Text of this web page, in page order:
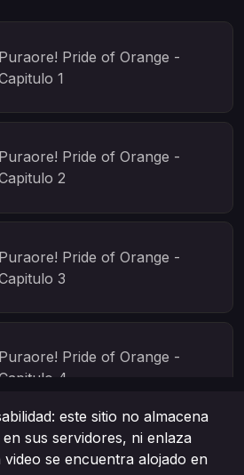
Puraore! Pride of Orange -
1
Puraore! Pride of Orange -
2
Puraore! Pride of Orange -
3
Puraore! Pride of Orange -
4
Pride of Orange -
este sitio no almacena
sus servidores, ni enlaza
se encuentra alojado en